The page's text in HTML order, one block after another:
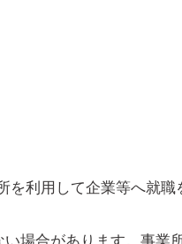
利用して企業等へ就職
場合があります。 事業